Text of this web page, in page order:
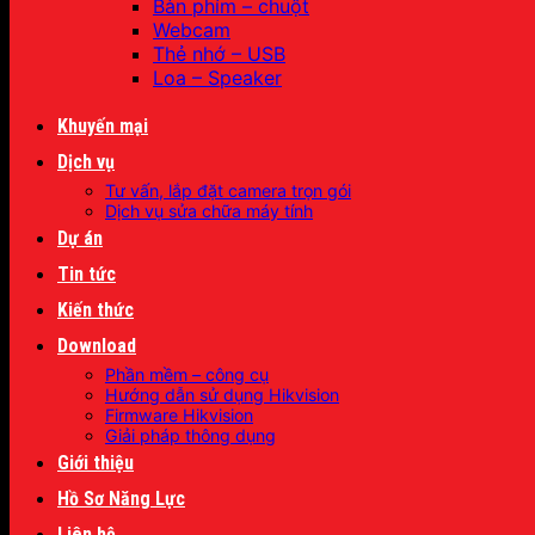
Bàn phím – chuột
Webcam
Thẻ nhớ – USB
Loa – Speaker
Khuyến mại
Dịch vụ
Tư vấn, lắp đặt camera trọn gói
Dịch vụ sửa chữa máy tính
Dự án
Tin tức
Kiến thức
Download
Phần mềm – công cụ
Hướng dẫn sử dụng Hikvision
Firmware Hikvision
Giải pháp thông dụng
Giới thiệu
Hồ Sơ Năng Lực